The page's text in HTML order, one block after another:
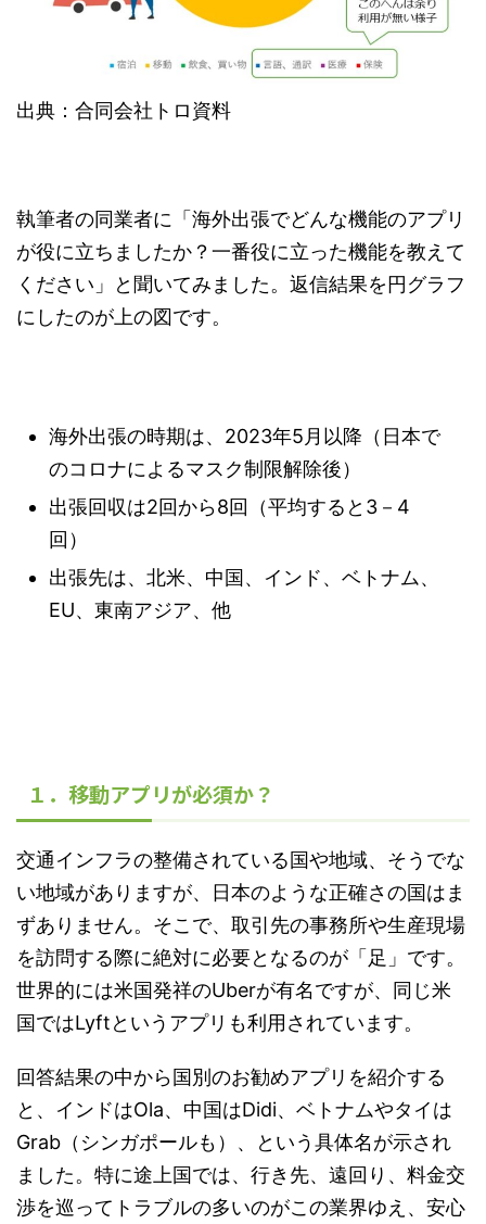
出典：合同会社トロ資料
執筆者の同業者に「海外出張でどんな機能のアプリ
が役に立ちましたか？一番役に立った機能を教えて
ください」と聞いてみました。返信結果を円グラフ
にしたのが上の図です。
海外出張の時期は、2023年5月以降（日本で
のコロナによるマスク制限解除後）
出張回収は2回から8回（平均すると3－4
回）
出張先は、北米、中国、インド、ベトナム、
EU、東南アジア、他
１．移動アプリが必須か？
交通インフラの整備されている国や地域、そうでな
い地域がありますが、日本のような正確さの国はま
ずありません。そこで、取引先の事務所や生産現場
を訪問する際に絶対に必要となるのが「足」です。
世界的には米国発祥のUberが有名ですが、同じ米
国ではLyftというアプリも利用されています。
回答結果の中から国別のお勧めアプリを紹介する
と、インドはOla、中国はDidi、ベトナムやタイは
Grab（シンガポールも）、という具体名が示され
ました。特に途上国では、行き先、遠回り、料金交
渉を巡ってトラブルの多いのがこの業界ゆえ、安心